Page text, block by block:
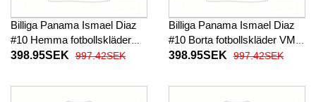
Billiga Panama Ismael Diaz
#10 Hemma fotbollskläder
VM 2026 Kortärmad
398.95SEK 997.42SEK
Billiga Panama Ismael Diaz
#10 Borta fotbollskläder VM
2026 Kortärmad
398.95SEK 997.42SEK